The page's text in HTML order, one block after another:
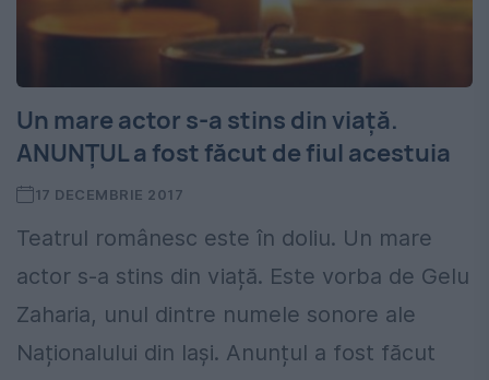
Un mare actor s-a stins din viață.
ANUNȚUL a fost făcut de fiul acestuia
17 DECEMBRIE 2017
Teatrul românesc este în doliu. Un mare
actor s-a stins din viață. Este vorba de Gelu
Zaharia, unul dintre numele sonore ale
Naționalului din Iași. Anunțul a fost făcut